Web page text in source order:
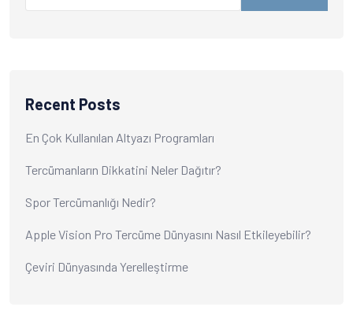
Recent Posts
En Çok Kullanılan Altyazı Programları
Tercümanların Dikkatini Neler Dağıtır?
Spor Tercümanlığı Nedir?
Apple Vision Pro Tercüme Dünyasını Nasıl Etkileyebilir?
Çeviri Dünyasında Yerelleştirme